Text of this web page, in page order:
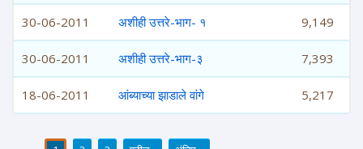
30-06-2011 अशीही उत्तरे-भाग- १ 9,149
30-06-2011 अशीही उत्तरे-भाग-३ 7,393
18-06-2011 आंब्याच्या झाडाले वांगे 5,217